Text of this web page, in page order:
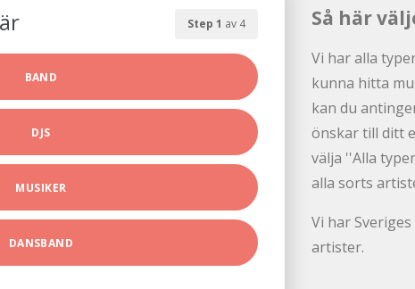
Step 1 av 4
BAND
DJS
MUSIKER
DANSBAND
Så här
Vi har alla
kunna hitta
kan du
önskar till ditt
välja ''Alla
alla sorts
Vi har
artister.